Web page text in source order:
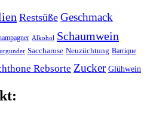
Restsüße Geschmack
Alkohol Schaumwein
Saccharose Neuzüchtung Barrique
Rebsorte Zucker Glühwein